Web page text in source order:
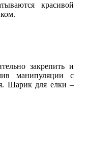
красивой
закрепить и
манипуляции с
Шарик для елки –